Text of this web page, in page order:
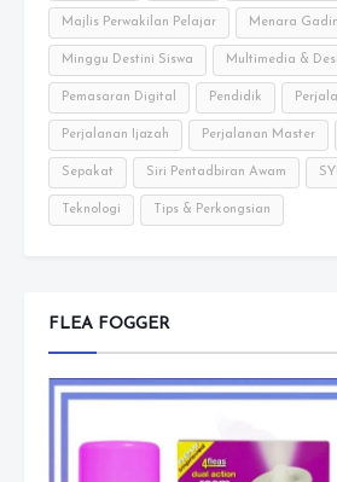
Majlis Perwakilan Pelajar Menara
Minggu Destini Siswa Multimedia &
Pemasaran Digital Pendidik
Perjalanan Ijazah Perjalanan Master
Sepakat Siri Pentadbiran Awam
Teknologi Tips & Perkongsian
FLEA FOGGER